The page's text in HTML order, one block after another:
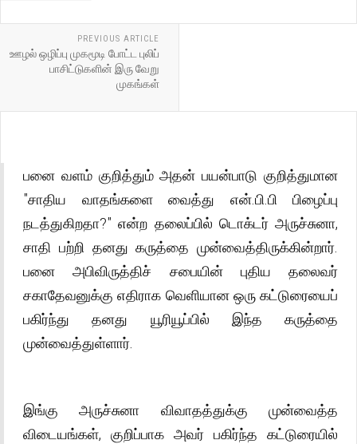
PREVIOUS ARTICLE
ஊழல் ஒழிப்பு முகமூடி போட்ட புலிப்
பாசிட்டுகளின் இரு வேறு
முகங்கள்
பனை வளம் குறித்தும் அதன் பயன்பாடு குறித்துமான
"சாதிய வாதங்களை வைத்து என்.பி.பி பிழைப்பு
நடத்துகிறதா?" என்ற தலைப்பில் டொக்டர் அருச்சுனா,
சாதி பற்றி தனது கருத்தை முன்வைத்திருக்கின்றார்.
பனை அபிவிருத்திச் சபையின் புதிய தலைவர்
சகாதேவனுக்கு எதிராக வெளியான ஒரு கட்டுரையைப்
பகிர்ந்து தனது யூரியூப்பில் இந்த கருத்தை
முன்வைத்துள்ளார்.
இங்கு அருச்சுனா விவாதத்துக்கு முன்வைத்த
விடையங்கள், குறிப்பாக அவர் பகிர்ந்த கட்டுரையில்